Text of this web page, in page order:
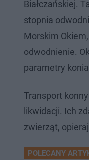
Białczańskiej.
stopnia
Morskim
odwodnienie.
parametry
Transport
likwidacji. Ich
zwierząt,
POLECANY